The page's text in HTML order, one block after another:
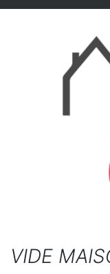
VIDE